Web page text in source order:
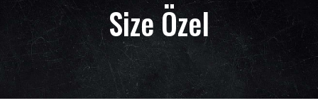
Size Özel